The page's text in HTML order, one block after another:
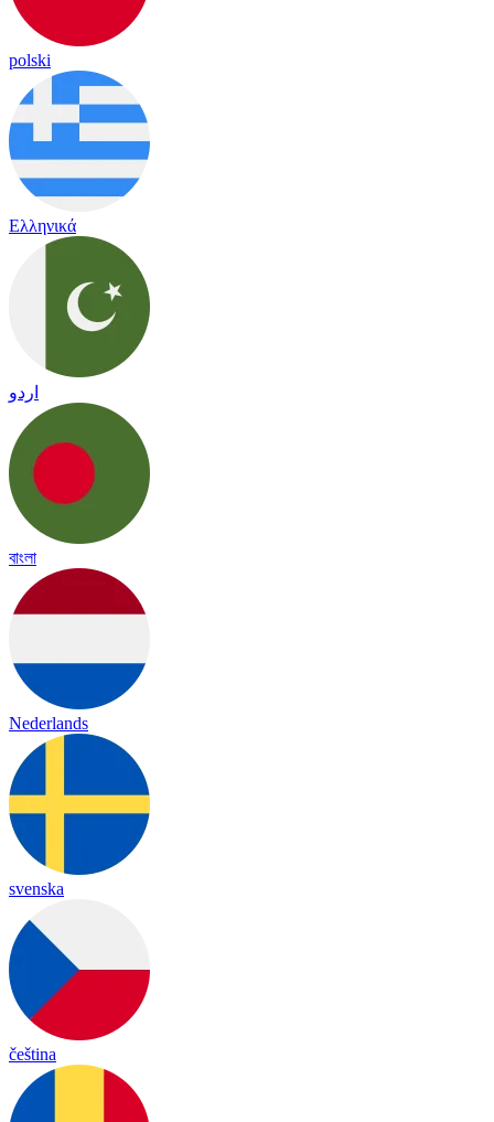
polski
Ελληνικά
اردو
বাংলা
Nederlands
svenska
čeština